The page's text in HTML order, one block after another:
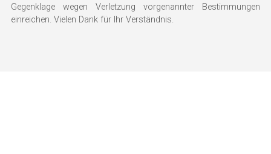
Gegenklage wegen Verletzung vorgenannter Bestimmungen
einreichen. Vielen Dank für Ihr Verständnis.